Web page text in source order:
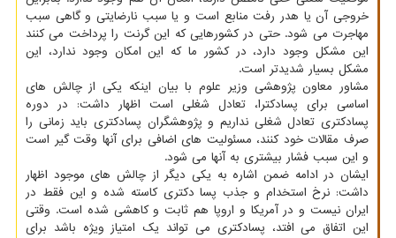
خروجی آن یا هدر رفت منابع است و یا سبب نارضایتی و گاهی سبب
مهاجرت می شود. حتی در کشورهایی که این گرنت را پرداخت می کنند
این مشکل وجود دارد، در کشور ما که این امکان وجود ندارد، این
مشکل بسیار شدیدتر است.
مشاور معاون پژوهشی وزیر علوم با بیان اینکه یکی از چالش های
اساسی برای پسادکترا، تعادل شغلی است اظهار داشت: در دوره
پسادکتری تعادل شغلی نداریم و پژوهشگران پسادکتری باید زمانی را
صرف مقالات خود کنند، مسئولیت های اضافی برای آنها وقت گیر است
و این سبب فشار بیشتری به آنها می شود.
ایشان در ادامه ضمن اشاره به یکی دیگر از چالش های موجود اظهار
داشت: نرخ استخدام و جذب پسا دکتری کاسته شده و این فقط در
ایران نیست و در آمریکا و اروپا هم ثابت و کاهشی شده است. وقتی
این اتفاق می افتد، پسادکتری می تواند یک امتیاز ویژه باشد برای